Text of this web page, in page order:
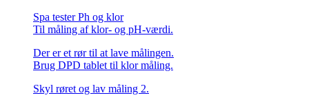
Spa tester Ph og klor
Til måling af klor- og pH-værdi.
Der er et rør til at lave målingen.
Brug DPD tablet til klor måling.
Skyl røret og lav måling 2.